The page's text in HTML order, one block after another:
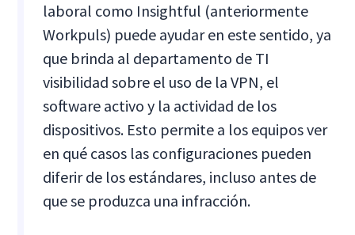
laboral como Insightful (anteriormente
Workpuls) puede ayudar en este sentido, ya
que brinda al departamento de TI
visibilidad sobre el uso de la VPN, el
software activo y la actividad de los
dispositivos. Esto permite a los equipos ver
en qué casos las configuraciones pueden
diferir de los estándares, incluso antes de
que se produzca una infracción.